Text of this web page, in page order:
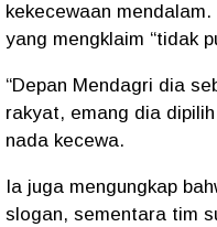
kekecewaan
yang mengklaim “tidak
“Depan Mendagri dia
rakyat, emang dia
nada kecewa.
Ia juga mengungkap
slogan, sementara tim